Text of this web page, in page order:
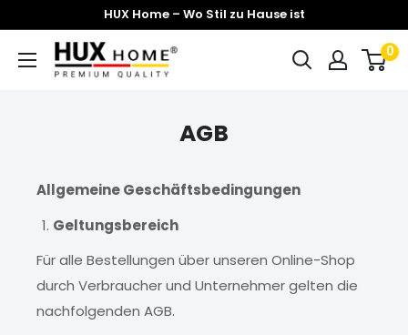
Inhalt
HUX Home – Wo Stil zu Hause ist
Hux-
Home
0
AGB
Allgemeine Geschäftsbedingungen
Geltungsbereich
Für alle Bestellungen über unseren Online-Shop
durch Verbraucher und Unternehmer gelten die
nachfolgenden AGB.